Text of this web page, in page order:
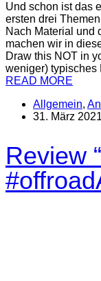
Und schon ist das
ersten drei
Nach Material und
machen wir in
Draw this NOT in
weniger)
READ MORE
Allgemein,
31. März 2021
Review